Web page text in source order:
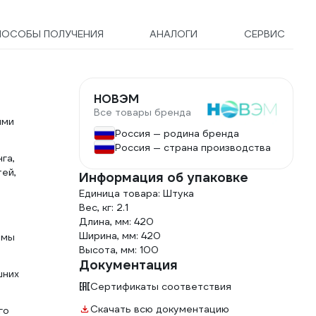
ПОЛУЧЕНИЯ АНАЛОГИ СЕРВИС
НОВЭМ
Все товары бренда
Россия — родина бренда
Россия — страна производства
Информация об упаковке
Единица товара: Штука
Вес, кг: 2.1
Длина, мм: 420
Ширина, мм: 420
Высота, мм: 100
Документация
Сертификаты соответствия
Скачать всю документацию